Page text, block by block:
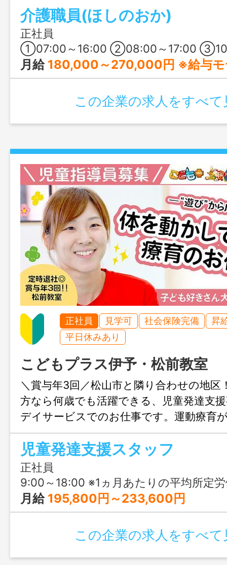
おすすめです♪
介護職員(ほしのおか)
正社員
①07:00～16:00 ②08:00～17:00 ③10:00～19:00 ④16:00～翌10:00 ※変形労働時間制（1ヶ月単位
月給 180,000～270,000円 ※給与モ
この企業の求人をすべて
正社員 見学可 社会保険完備
昇
平日休みあり
こどもプラス伊予・松前教室
＼賞与年3回／松山市と隣り合わせの地区
方なら何歳でも活躍できる、児童発達支
デイサービスでのお仕事です。運動療育
しく体を動かしたい方におすすめ♪ 定時
で、無理なく働くことができます。
児童発達支援スタッフ
正社員
9:00～18:00 ※1ヵ月あたりの平均所定労働時
月給 195,800円～233,600円
この企業の求人をすべて